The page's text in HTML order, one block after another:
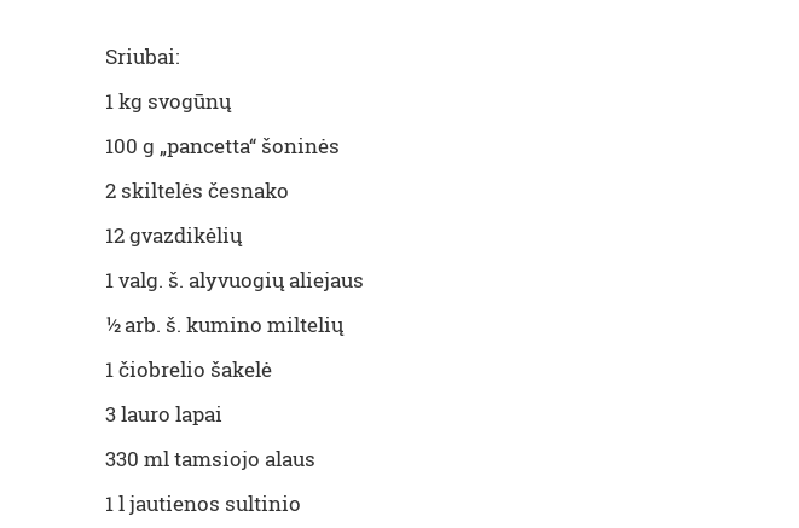
Sriubai:
1 kg svogūnų
100 g „pancetta“ šoninės
2 skiltelės česnako
12 gvazdikėlių
1 valg. š. alyvuogių aliejaus
½ arb. š. kumino miltelių
1 čiobrelio šakelė
3 lauro lapai
330 ml tamsiojo alaus
1 l jautienos sultinio